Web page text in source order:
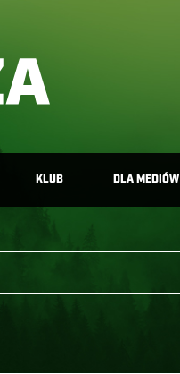
KLUB DLA MEDIÓW